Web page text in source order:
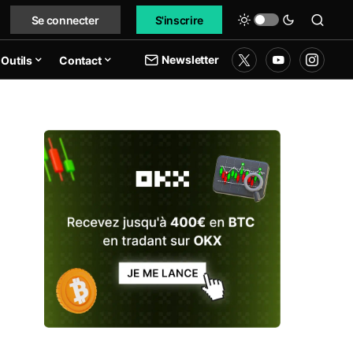
Se connecter S'inscrire
Outils Contact Newsletter